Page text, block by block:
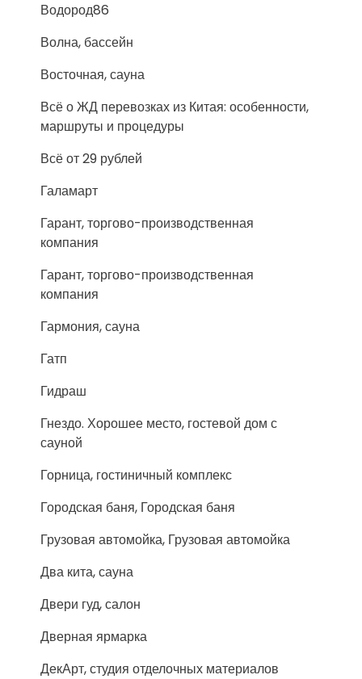
Водород86
Волна, бассейн
Восточная, сауна
Всё о ЖД перевозках из Китая: особенности,
маршруты и процедуры
Всё от 29 рублей
Галамарт
Гарант, торгово-производственная
компания
Гарант, торгово-производственная
компания
Гармония, сауна
Гатп
Гидраш
Гнездо. Хорошее место, гостевой дом с
сауной
Горница, гостиничный комплекс
Городская баня, Городская баня
Грузовая автомойка, Грузовая автомойка
Два кита, сауна
Двери гуд, салон
Дверная ярмарка
ДекАрт, студия отделочных материалов